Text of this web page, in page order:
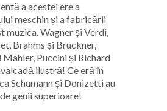
a acestei ere a
meschin și a fabricării
muzica. Wagner și Verdi,
Brahms și Bruckner,
Puccini și Richard
ilustră! Ce eră în
Schumann și Donizetti au
genii superioare!